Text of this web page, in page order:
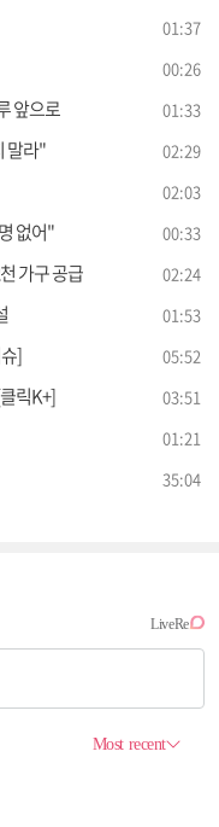
01:37
00:26
앞으로 01:33
말라" 02:29
02:03
없어" 00:33
가구 공급 02:24
01:53
] 05:52
릭K+] 03:51
01:21
35:04